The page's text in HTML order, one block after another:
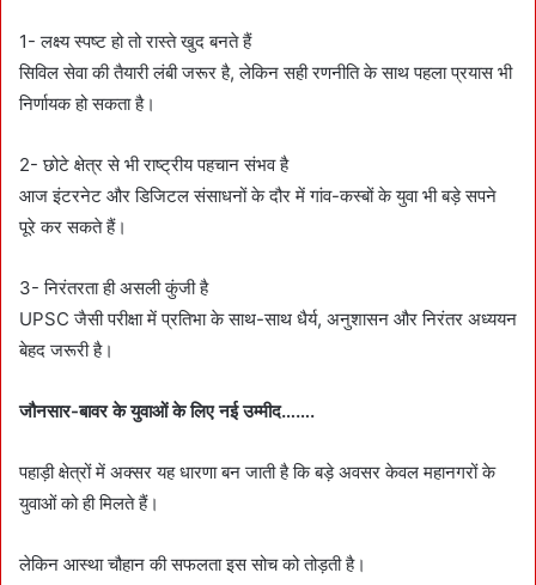
1- लक्ष्य स्पष्ट हो तो रास्ते खुद बनते हैं
सिविल सेवा की तैयारी लंबी जरूर है, लेकिन सही रणनीति के साथ पहला प्रयास भी
निर्णायक हो सकता है।
2- छोटे क्षेत्र से भी राष्ट्रीय पहचान संभव है
आज इंटरनेट और डिजिटल संसाधनों के दौर में गांव-कस्बों के युवा भी बड़े सपने
पूरे कर सकते हैं।
3- निरंतरता ही असली कुंजी है
UPSC जैसी परीक्षा में प्रतिभा के साथ-साथ धैर्य, अनुशासन और निरंतर अध्ययन
बेहद जरूरी है।
जौनसार-बावर के युवाओं के लिए नई उम्मीद…….
पहाड़ी क्षेत्रों में अक्सर यह धारणा बन जाती है कि बड़े अवसर केवल महानगरों के
युवाओं को ही मिलते हैं।
लेकिन आस्था चौहान की सफलता इस सोच को तोड़ती है।